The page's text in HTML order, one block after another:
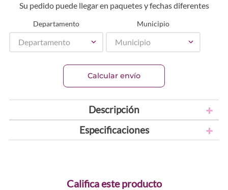
Su pedido puede llegar en paquetes y fechas diferentes
Departamento
Departamento
Municipio
Municipio
Calcular envío
Descripción
Especificaciones
Califica este producto